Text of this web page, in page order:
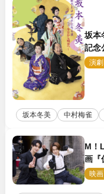
坂本
記念
アル
演劇
坂本冬美 中村梅雀
M！
画『
バン
映画